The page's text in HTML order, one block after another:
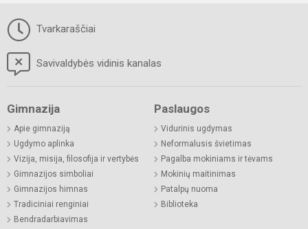
Tvarkaraščiai
Savivaldybės vidinis kanalas
Gimnazija
Apie gimnaziją
Ugdymo aplinka
Vizija, misija, filosofija ir vertybės
Gimnazijos simboliai
Gimnazijos himnas
Tradiciniai renginiai
Bendradarbiavimas
Paslaugos
Vidurinis ugdymas
Neformalusis švietimas
Pagalba mokiniams ir tėvams
Mokinių maitinimas
Patalpų nuoma
Biblioteka